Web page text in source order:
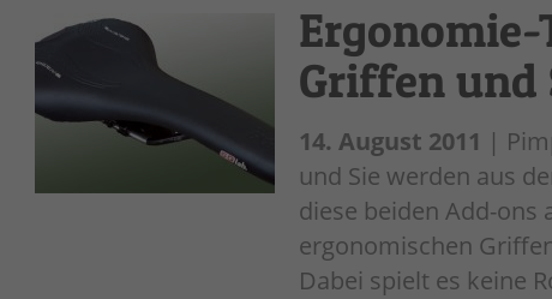
Griffen und
14. August 2011 |
und Sie werden aus
diese beiden Add-
ergonomischen
Dabei spielt es keine